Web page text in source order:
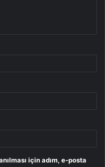
için adım, e-posta